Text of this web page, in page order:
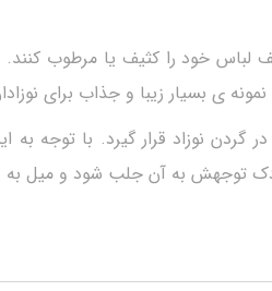
لباس خود را کثیف یا مرطوب کنند.
نوزاد قرار گیرد. با توجه به
توجهش به آن جلب شود و میل به